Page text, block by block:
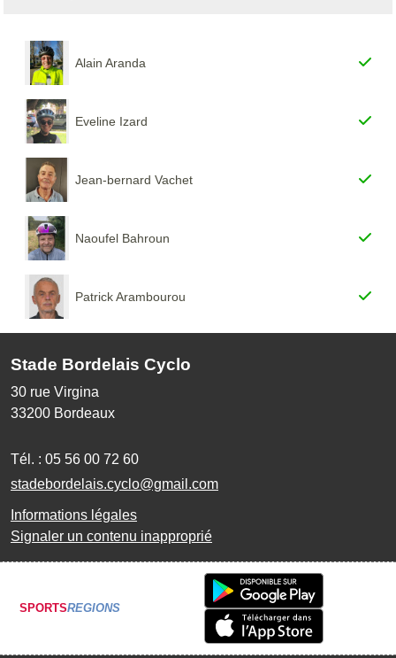
Alain Aranda
Eveline Izard
Jean-bernard Vachet
Naoufel Bahroun
Patrick Arambourou
Stade Bordelais Cyclo
30 rue Virgina
33200 Bordeaux
Tél. : 05 56 00 72 60
stadebordelais.cyclo@gmail.com
Informations légales
Signaler un contenu inapproprié
SPORTSREGIONS